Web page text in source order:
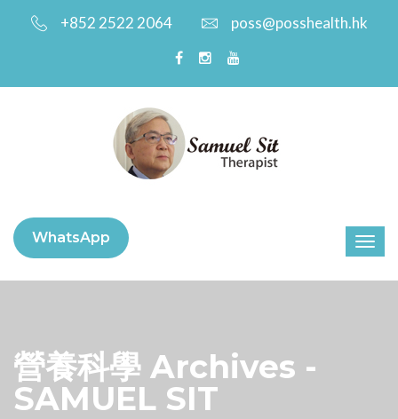
+852 2522 2064 poss@posshealth.hk
WhatsApp
營養科學 Archives -
SAMUEL SIT